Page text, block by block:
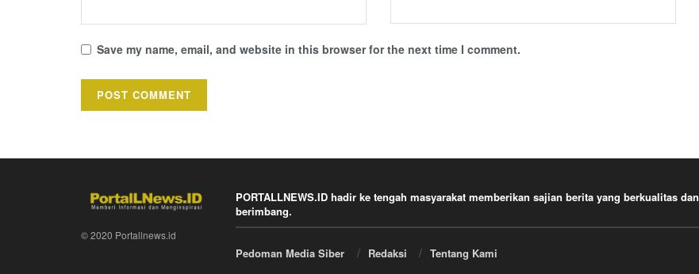
Save my name, email, and website in this browser for the next time I comment.
© 2020 Portallnews.id
PORTALLNEWS.ID hadir ke tengah masyarakat memberikan sajian berita yang berkualitas dan
berimbang.
Pedoman Media Siber Redaksi Tentang Kami